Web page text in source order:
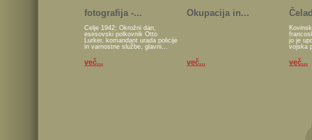
fotografija -...
Celje 1942; Okrožni dan,
esesovski polkovnik Otto
Lurker, komandant urada policije
in varnostne službe, glavni...
več...
Okupacija in...
več...
jo je
vojska
več...